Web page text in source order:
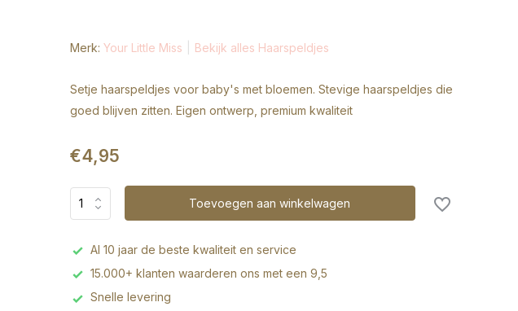
Merk: Your Little Miss Bekijk alles Haarspeldjes
Setje haarspeldjes voor baby's met bloemen. Stevige haarspeldjes die
goed blijven zitten. Eigen ontwerp, premium kwaliteit
€4,95
Toevoegen aan winkelwagen
Al 10 jaar de beste kwaliteit en service
15.000+ klanten waarderen ons met een 9,5
Snelle levering